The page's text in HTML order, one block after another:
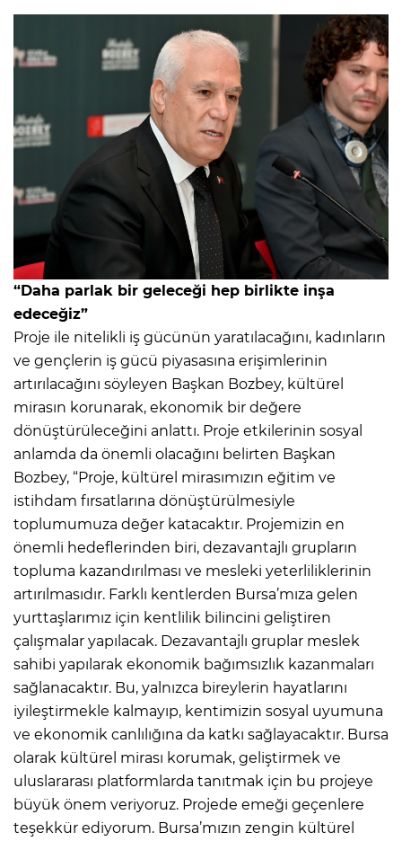
“Daha parlak bir geleceği hep birlikte inşa
edeceğiz”
Proje ile nitelikli iş gücünün yaratılacağını, kadınların
ve gençlerin iş gücü piyasasına erişimlerinin
artırılacağını söyleyen Başkan Bozbey, kültürel
mirasın korunarak, ekonomik bir değere
dönüştürüleceğini anlattı. Proje etkilerinin sosyal
anlamda da önemli olacağını belirten Başkan
Bozbey, “Proje, kültürel mirasımızın eğitim ve
istihdam fırsatlarına dönüştürülmesiyle
toplumumuza değer katacaktır. Projemizin en
önemli hedeflerinden biri, dezavantajlı grupların
topluma kazandırılması ve mesleki yeterliliklerinin
artırılmasıdır. Farklı kentlerden Bursa’mıza gelen
yurttaşlarımız için kentlilik bilincini geliştiren
çalışmalar yapılacak. Dezavantajlı gruplar meslek
sahibi yapılarak ekonomik bağımsızlık kazanmaları
sağlanacaktır. Bu, yalnızca bireylerin hayatlarını
iyileştirmekle kalmayıp, kentimizin sosyal uyumuna
ve ekonomik canlılığına da katkı sağlayacaktır. Bursa
olarak kültürel mirası korumak, geliştirmek ve
uluslararası platformlarda tanıtmak için bu projeye
büyük önem veriyoruz. Projede emeği geçenlere
teşekkür ediyorum. Bursa’mızın zengin kültürel